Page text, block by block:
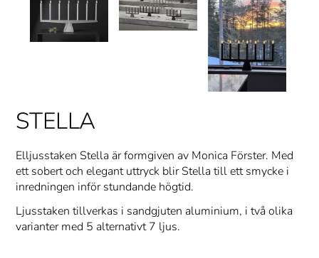
STELLA
Elljusstaken Stella är formgiven av Monica Förster. Med
ett sobert och elegant uttryck blir Stella till ett smycke i
inredningen inför stundande högtid.
Ljusstaken tillverkas i sandgjuten aluminium, i två olika
varianter med 5 alternativt 7 ljus.